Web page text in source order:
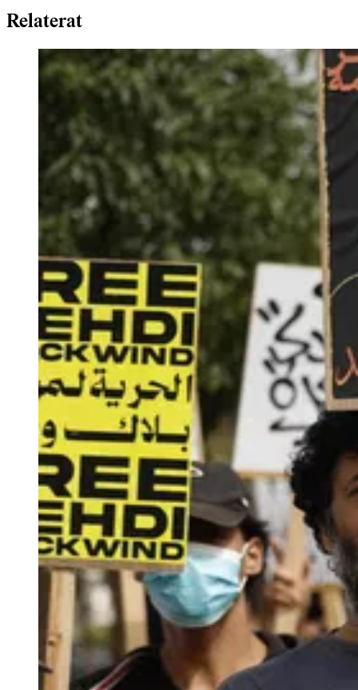
Relaterat